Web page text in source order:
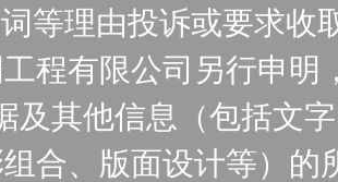
等理由投诉或要求收
程有限公司另行申
及其他信息（包括文
合、版面设计等）的